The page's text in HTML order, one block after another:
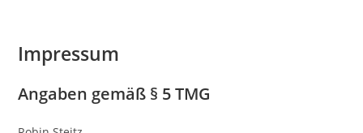
Impressum
Angaben gemäß § 5 TMG